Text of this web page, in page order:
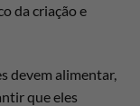
da criação e
devem alimentar,
que eles